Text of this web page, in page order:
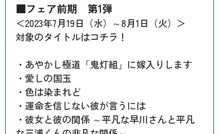
■フェア前期 第1弾
＜2023年7月19日（水）～8月1日（火）＞
対象のタイトルはコチラ！
・あやかし極道「鬼灯組」に嫁入りします
・愛しの国玉
・色は染まれど
・運命を信じない彼が言うには
・彼女と彼の関係 ～平凡な早川さんと平凡